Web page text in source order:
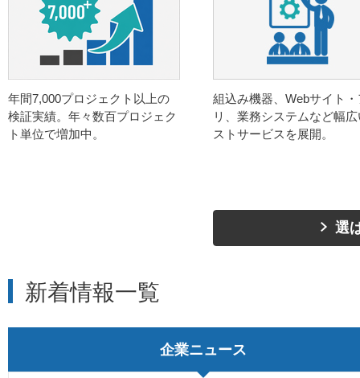
年間7,000プロジェクト以上の
検証実績。年々数百プロジェク
ト単位で増加中。
組込み機器、Webサイト
リ、業務システムなど幅
ストサービスを展開。
選
新着情報一覧
企業ニュース